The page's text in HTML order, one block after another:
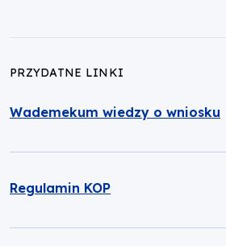
PRZYDATNE LINKI
Wademekum wiedzy o wniosku
Regulamin KOP